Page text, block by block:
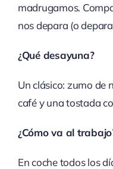
madrugamos.
nos depara (o
¿Qué desayuna?
Un clásico: zumo de
café y una tostada
¿Cómo va al
En coche todos los